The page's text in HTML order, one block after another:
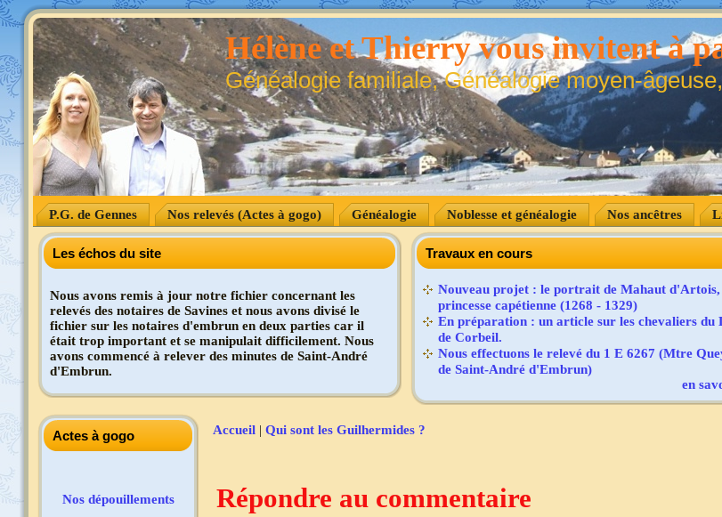
Hélène et Thierry vous invitent à
Généalogie familiale, Généalogie moyen-
P.G. de Gennes Nos relevés (Actes à gogo) Généalogie Noblesse et généalogie Nos ancêtres
Les échos du site
Nous avons remis à jour notre fichier concernant les
relevés des notaires de Savines et nous avons divisé le
fichier sur les notaires d'embrun en deux parties car il
était trop important et se manipulait difficilement. Nous
avons commencé à relever des minutes de Saint-André
d'Embrun.
Travaux en cours
Nouveau projet : le portrait de Mahaut d'Artois,
princesse capétienne (1268 - 1329)
En préparation : un article sur les chevaliers du
de Corbeil.
Nous effectuons le relevé du 1 E 6267 (Mtre
de Saint-André d'Embrun)
en
Actes à gogo
Nos dépouillements
Accueil| Qui sont les Guilhermides ?
Répondre au commentaire